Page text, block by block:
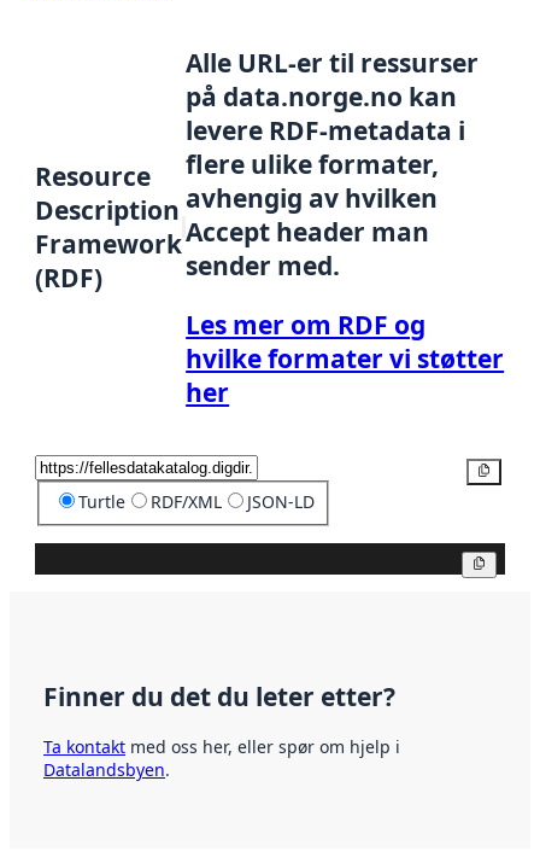
Resource
Description
Framework
(RDF)
Alle URL-er til ressurser
på data.norge.no kan
levere RDF-metadata i
flere ulike formater,
avhengig av hvilken
Accept header man
sender med.
Les mer om RDF og
hvilke formater vi støtter
her
Turtle RDF/XML JSON-LD
Finner du det du leter etter?
Ta kontakt med oss her, eller spør om hjelp i
Datalandsbyen.